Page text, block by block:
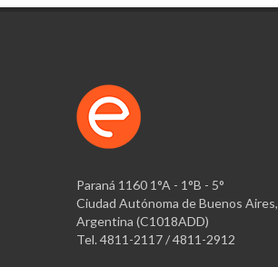
Paraná 1160 1°A - 1°B - 5°
Ciudad Autónoma de Buenos Aires,
Argentina (C1018ADD)
Tel. 4811-2117 / 4811-2912